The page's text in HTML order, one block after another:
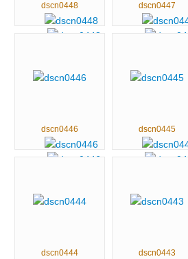
dscn0448 dscn0447
dscn0446 dscn0445
dscn0444 dscn0443